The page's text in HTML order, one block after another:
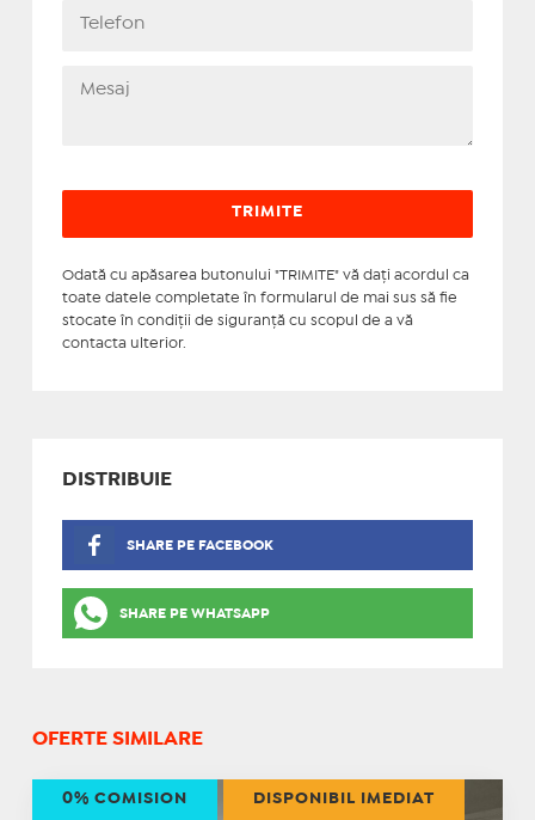
Odată cu apăsarea butonului "TRIMITE" vă daţi acordul ca
toate datele completate în formularul de mai sus să fie
stocate în condiţii de siguranţă cu scopul de a vă
contacta ulterior.
DISTRIBUIE
SHARE PE FACEBOOK
SHARE PE WHATSAPP
OFERTE SIMILARE
0% COMISION DISPONIBIL IMEDIAT